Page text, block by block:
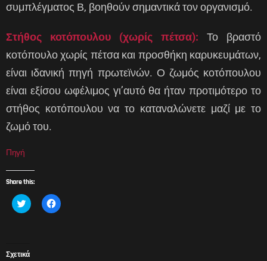
συμπλέγματος Β, βοηθούν σημαντικά τον οργανισμό.
Στήθος κοτόπουλου (χωρίς πέτσα): Το βραστό
κοτόπουλο χωρίς πέτσα και προσθήκη καρυκευμάτων,
είναι ιδανική πηγή πρωτεϊνών. Ο ζωμός κοτόπουλου
είναι εξίσου ωφέλιμος γι’αυτό θα ήταν προτιμότερο το
στήθος κοτόπουλου να το καταναλώνετε μαζί με το
ζωμό του.
Πηγή
Share this:
Κ
λ
α
κ
Π
α
Σχετικά